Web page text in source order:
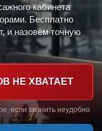
кабинета
Бесплатно
и назовём точную
НЕ ХВАТАЕТ
если звонить неудобно